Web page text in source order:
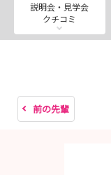
説明会・見学会
クチコミ
前の先輩